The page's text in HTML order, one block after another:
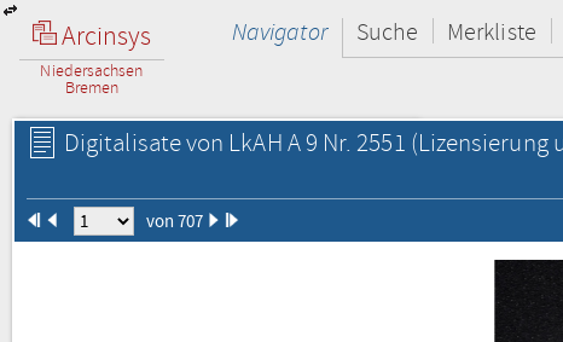
Arcinsys
Niedersachsen
Bremen
Navigator Suche Merkliste
Digitalisate von LkAH A 9 Nr. 2551 (Lizensierung
von 707